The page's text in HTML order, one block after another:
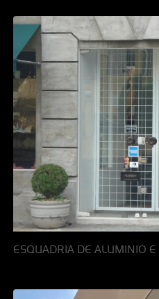
ESQUADRIA DE ALUMINIO